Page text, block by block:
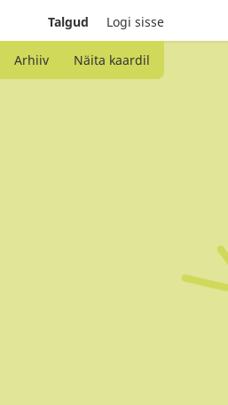
Talgud Logi sisse
Arhiiv Näita kaardil